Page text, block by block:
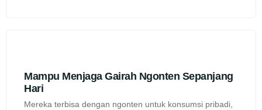
Mampu Menjaga Gairah Ngonten Sepanjang
Hari
Mereka terbisa dengan ngonten untuk konsumsi pribadi,